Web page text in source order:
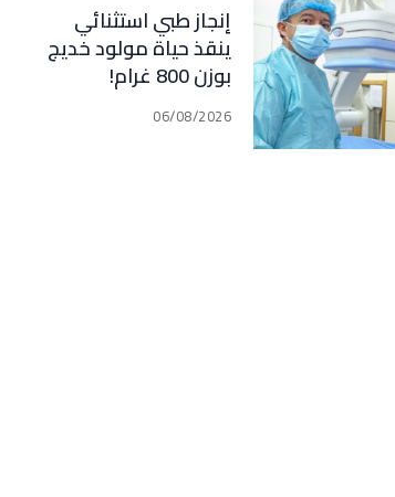
إنجاز طبي استثنائي
ينقذ حياة مولود خديج
بوزن 800 غرام!
06/08/2026